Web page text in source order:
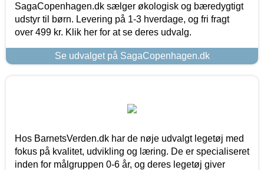
SagaCopenhagen.dk sælger økologisk og bæredygtigt
udstyr til børn. Levering på 1-3 hverdage, og fri fragt
over 499 kr. Klik her for at se deres udvalg.
Se udvalget på SagaCopenhagen.dk
Hos BarnetsVerden.dk har de nøje udvalgt legetøj med
fokus på kvalitet, udvikling og læring. De er specialiseret
inden for målgruppen 0-6 år, og deres legetøj giver